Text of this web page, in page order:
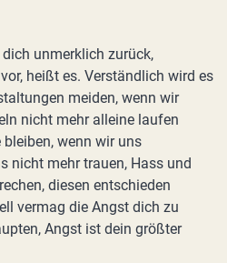
unmerklich zurück,
heißt es. Verständlich wird es
meiden, wenn wir
nicht mehr alleine laufen
wenn wir uns
nicht mehr trauen, Hass und
diesen entschieden
vermag die Angst dich zu
Angst ist dein größter